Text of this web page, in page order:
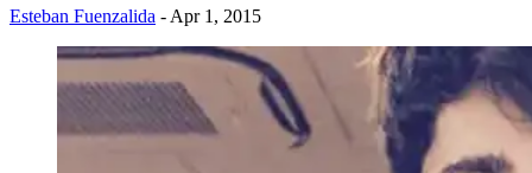
Esteban Fuenzalida - Apr 1, 2015